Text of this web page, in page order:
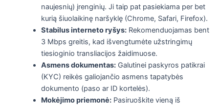
naujesnių) įrenginių. Ji taip pat pasiekiama per bet
kurią šiuolaikinę naršyklę (Chrome, Safari, Firefox).
Stabilus interneto ryšys:Rekomenduojamas bent
3 Mbps greitis, kad išvengtumėte užstringimų
tiesioginio transliacijos žaidimuose.
Asmens dokumentas:Galutinei paskyros patikrai
(KYC) reikės galiojančio asmens tapatybės
dokumento (paso ar ID kortelės).
Mokėjimo priemonė:Pasiruoškite vieną iš